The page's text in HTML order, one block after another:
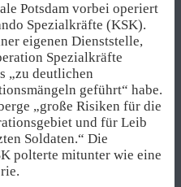
Potsdam vorbei operiert
Spezialkräfte (KSK).
eigenen Dienststelle,
Spezialkräfte
„zu deutlichen
geführt“ habe.
„große Risiken für die
und für Leib
Soldaten.“ Die
polterte mitunter wie eine